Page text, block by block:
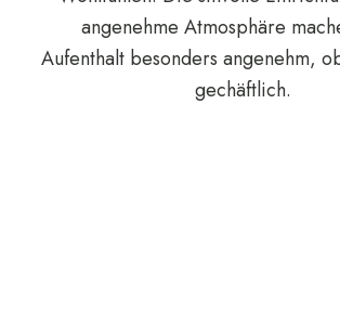
angenehme Atmosphäre
Aufenthalt besonders angenehm,
gechäftlich.